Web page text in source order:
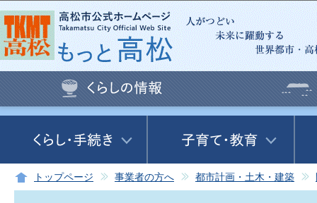
この
トップページ 事業者の方へ 都市計画・土木・建築